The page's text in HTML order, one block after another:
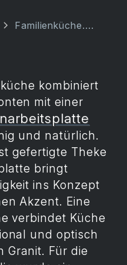
Familienküche....
kombiniert
mit einer
und natürlich.
gefertigte Theke
bringt
ins Konzept
Akzent. Eine
verbindet Küche
und optisch
Granit. Für die